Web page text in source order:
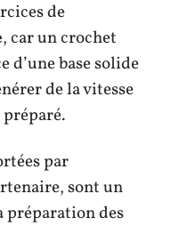
de
, car un crochet
d’une base solide
de la vitesse
par
sont un
préparation des